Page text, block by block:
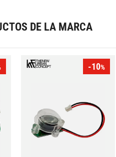
DE LA MARCA
-10%